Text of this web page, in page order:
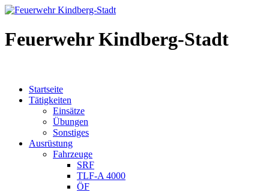
Feuerwehr Kindberg-Stadt
Startseite
Tätigkeiten
Einsätze
Übungen
Sonstiges
Ausrüstung
Fahrzeuge
SRF
TLF-A 4000
ÖF